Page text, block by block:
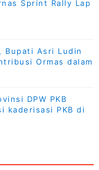
Sprint Rally Lap
Bupati Asri Ludin
Ormas dalam
DPW PKB
kaderisasi PKB di